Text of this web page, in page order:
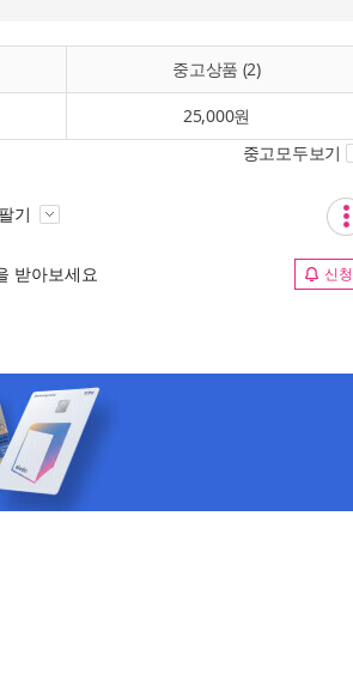
중고상품 (2)
25,000원
중고모두보기
기
받아보세요 신청